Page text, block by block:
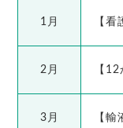
1月 【
2月 【
3月 【